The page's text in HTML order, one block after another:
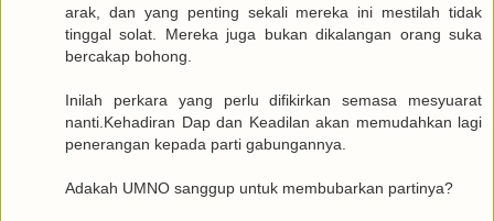
arak, dan yang penting sekali mereka ini mestilah tidak
tinggal solat. Mereka juga bukan dikalangan orang suka
bercakap bohong.
Inilah perkara yang perlu difikirkan semasa mesyuarat
nanti.Kehadiran Dap dan Keadilan akan memudahkan lagi
penerangan kepada parti gabungannya.
Adakah UMNO sanggup untuk membubarkan partinya?